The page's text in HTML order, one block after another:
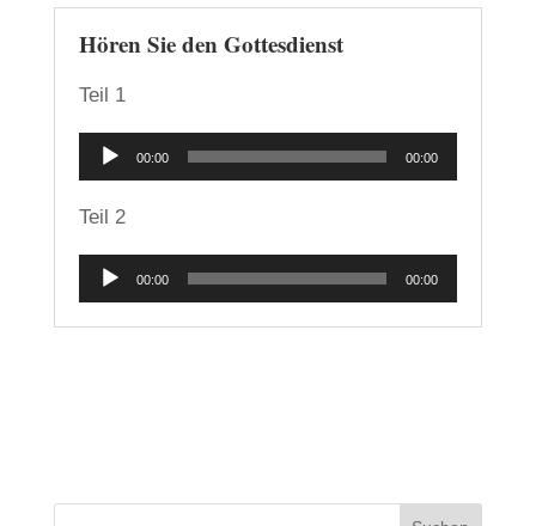
Hören Sie den Gottesdienst
Teil 1
Audio-
Player
00:00 00:00
Teil 2
Audio-
Player
00:00 00:00